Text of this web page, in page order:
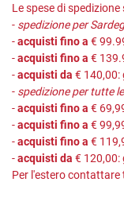
Le spese di spedizione
- spedizione per
-acquisti fino a €
-acquisti fino a €
-acquisti da € 140,00:
- spedizione per tutte
-acquisti fino a €
-acquisti fino a €
-acquisti fino a €
-acquisti da €
Per l'estero